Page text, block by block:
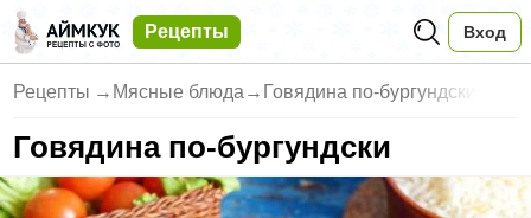
Рецепты Вход
Рецепты → Мясные блюда → Говядина по-бургундски
Говядина по-бургундски